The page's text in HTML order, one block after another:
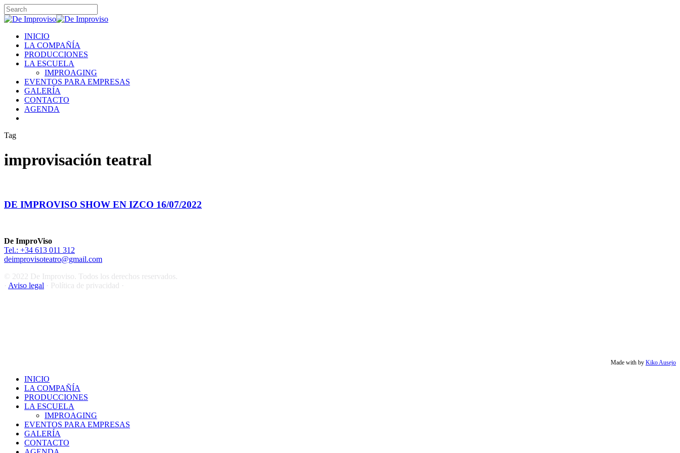
Skip
to
content
Close
Menu
INICIO
LA COMPAÑÍA
PRODUCCIONES
LA ESCUELA
IMPROAGING
EVENTOS PARA EMPRESAS
GALERÍA
CONTACTO
AGENDA
Tag
improvisación teatral
SHOW
EN
DE IMPROVISO SHOW EN IZCO 16/07/2022
De ImproViso
Tel.: +34 613 011 312
deimprovisoteatro@gmail.com
© 2022 De Improviso. Todos los derechos reservados.
· Aviso legal · Política de privacidad ·
Made with by Kiko Ausejo
Close
Menu
INICIO
LA COMPAÑÍA
PRODUCCIONES
LA ESCUELA
IMPROAGING
EVENTOS PARA EMPRESAS
GALERÍA
CONTACTO